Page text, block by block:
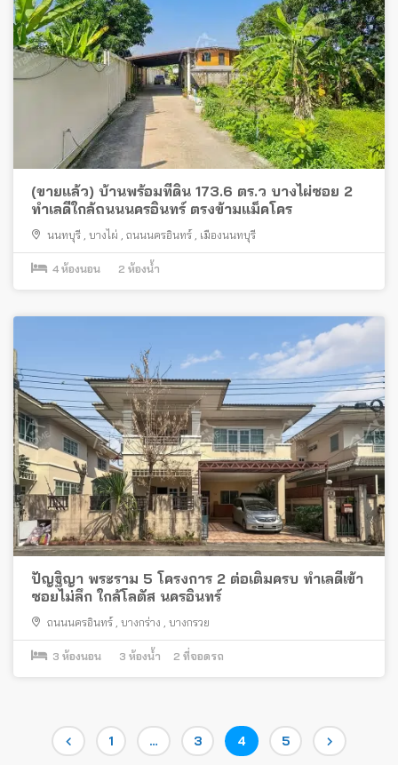
(ขายแล้ว) บ้านพร้อมที่ดิน 173.6 ตร.ว บางไผ่ซอย 2
ทำเลดีใกล้ถนนนครอินทร์ ตรงข้ามแม็คโคร
นนทบุรี , บางไผ่ , ถนนนครอินทร์ , เมืองนนทบุรี
4 ห้องนอน 2 ห้องน้ำ
ปัญฐิญา พระราม 5 โครงการ 2 ต่อเติมครบ ทำเลดีเข้า
ซอยไม่ลึก ใกล้โลตัส นครอินทร์
ถนนนครอินทร์ , บางกร่าง , บางกรวย
3 ห้องนอน 3 ห้องน้ำ 2 ที่จอดรถ
Posts
Page
1 … Page
3 Page
4 Page
5